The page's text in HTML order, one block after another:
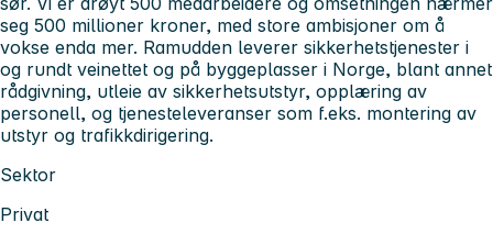
seg 500 millioner kroner, med store ambisjoner om å
vokse enda mer. Ramudden leverer sikkerhetstjenester i
og rundt veinettet og på byggeplasser i Norge, blant annet
rådgivning, utleie av sikkerhetsutstyr, opplæring av
personell, og tjenesteleveranser som f.eks. montering av
utstyr og trafikkdirigering.
Sektor
Privat